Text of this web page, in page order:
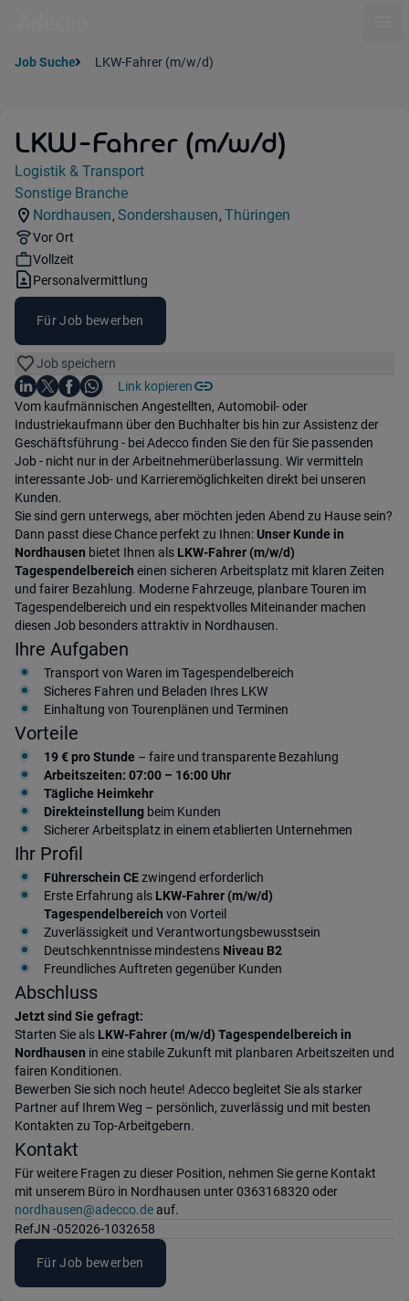
Job Suche LKW-Fahrer (m/w/d)
LKW-Fahrer (m/w/d)
Jobdetails
Kategorie:
Logistik & Transport
Industry:
Sonstige Branche
Standorte:
Nordhausen,
Standorte:
Sondershausen,
Region:
Thüringen
Remote Option:
Vor Ort
Workhours:
Vollzeit
Vertragsart:
Personalvermittlung
Für Job bewerben
Job speichern
Teile diesen Job
Auf LinkedIn teilen
Auf X teilen
Auf Facebook teilen
Auf WhatsApp teilen
Link kopieren
Einleitung
Vom kaufmännischen Angestellten, Automobil- oder
Industriekaufmann über den Buchhalter bis hin zur Assistenz der
Geschäftsführung - bei Adecco finden Sie den für Sie passenden
Job - nicht nur in der Arbeitnehmerüberlassung. Wir vermitteln
interessante Job- und Karrieremöglichkeiten direkt bei unseren
Kunden.
Sie sind gern unterwegs, aber möchten jeden Abend zu Hause sein?
Dann passt diese Chance perfekt zu Ihnen:Unser Kunde in
Nordhausen bietet Ihnen als LKW-Fahrer (m/w/d)
Tagespendelbereich einen sicheren Arbeitsplatz mit klaren Zeiten
und fairer Bezahlung. Moderne Fahrzeuge, planbare Touren im
Tagespendelbereich und ein respektvolles Miteinander machen
diesen Job besonders attraktiv in Nordhausen.
Ihre Aufgaben
Transport von Waren im Tagespendelbereich
Sicheres Fahren und Beladen Ihres LKW
Einhaltung von Tourenplänen und Terminen
Vorteile
19 € pro Stunde – faire und transparente Bezahlung
Arbeitszeiten: 07:00 – 16:00 Uhr
Tägliche Heimkehr
Direkteinstellung beim Kunden
Sicherer Arbeitsplatz in einem etablierten Unternehmen
Ihr Profil
Führerschein CEzwingend erforderlich
Erste Erfahrung als LKW-Fahrer (m/w/d)
Tagespendelbereich von Vorteil
Zuverlässigkeit und Verantwortungsbewusstsein
Deutschkenntnisse mindestens Niveau B2
Freundliches Auftreten gegenüber Kunden
Abschluss
Jetzt sind Sie gefragt:
Starten Sie als LKW-Fahrer (m/w/d) Tagespendelbereich in
Nordhausen in eine stabile Zukunft mit planbaren Arbeitszeiten und
fairen Konditionen.
Bewerben Sie sich noch heute! Adecco begleitet Sie als starker
Partner auf Ihrem Weg – persönlich, zuverlässig und mit besten
Kontakten zu Top-Arbeitgebern.
Kontakt
Für weitere Fragen zu dieser Position, nehmen Sie gerne Kontakt
mit unserem Büro in Nordhausen unter 0363168320 oder
nordhausen@adecco.deauf.
RefJN -052026-1032658
Für Job bewerben